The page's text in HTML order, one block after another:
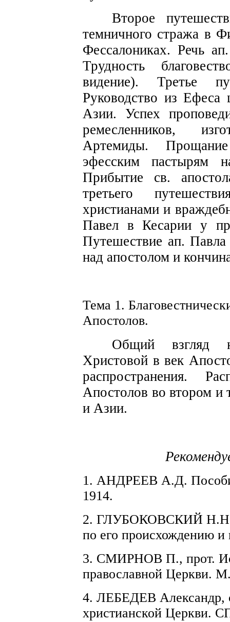
Второе путешес
темничного стража в
Фессалониках. Речь
Трудность
видение). Третье
Руководство изЕфеса
Азии. Успех
ремесленников,
Артемиды.
эфесским пастырям н
Прибытие св.
третьего
христианами и
Павел вКесарии у
Путешествие ап.
над апостолом и
Тема 1.
Апостолов.
Общий взгляд
Христовой в век Апос
распространения.
Апостолов во втором и
и Азии.
1. АНДРЕЕВ А.Д.
1914.
2. ГЛУБОКОВСКИЙ
по его происхождению и
3. СМИРНОВ П., прот.
православной Церкви.
4. ЛЕБЕДЕВ Александр,
христианской Церкви.